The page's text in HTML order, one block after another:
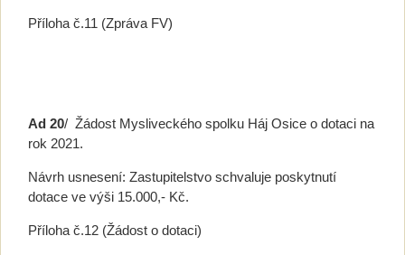
Příloha č.11 (Zpráva FV)
Ad 20/ Žádost Mysliveckého spolku Háj Osice o dotaci na
rok 2021.
Návrh usnesení: Zastupitelstvo schvaluje poskytnutí
dotace ve výši 15.000,- Kč.
Příloha č.12 (Žádost o dotaci)